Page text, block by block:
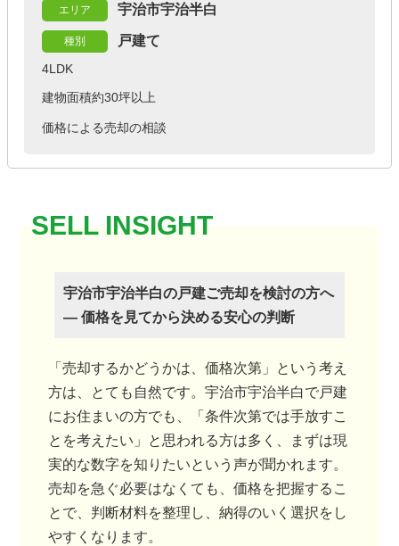
エリア 宇治市宇治半白
種別 戸建て
4LDK
建物面積約30坪以上
価格による売却の相談
宇治市宇治半白の戸建ご売却を検討の方へ
― 価格を見てから決める安心の判断
「売却するかどうかは、価格次第」という考え
方は、とても自然です。宇治市宇治半白で戸建
にお住まいの方でも、「条件次第では手放すこ
とを考えたい」と思われる方は多く、まずは現
実的な数字を知りたいという声が聞かれます。
売却を急ぐ必要はなくても、価格を把握するこ
とで、判断材料を整理し、納得のいく選択をし
やすくなります。